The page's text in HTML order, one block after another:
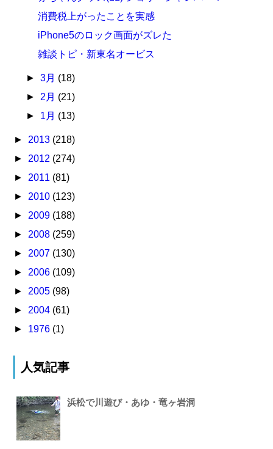
消費税上がったことを実感
iPhone5のロック画面がズレた
雑談トピ・新東名オービス
► 3月 (18)
► 2月 (21)
► 1月 (13)
► 2013 (218)
► 2012 (274)
► 2011 (81)
► 2010 (123)
► 2009 (188)
► 2008 (259)
► 2007 (130)
► 2006 (109)
► 2005 (98)
► 2004 (61)
► 1976 (1)
人気記事
浜松で川遊び・あゆ・竜ヶ岩洞